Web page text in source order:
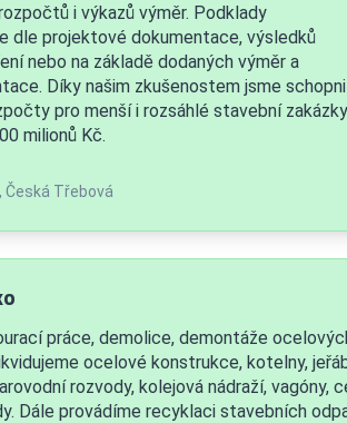
i výkazů výměr. Podklady
dle projektové dokumentace, výsledků
nebo na základě dodaných výměr a
Díky našim zkušenostem jsme schopni
pro menší i rozsáhlé stavební
milionů Kč.
Česká Třebová
práce, demolice, demontáže
ocelové konstrukce, kotelny,
rozvody, kolejová nádraží, vagóny,
Dále provádíme recyklaci stavebních